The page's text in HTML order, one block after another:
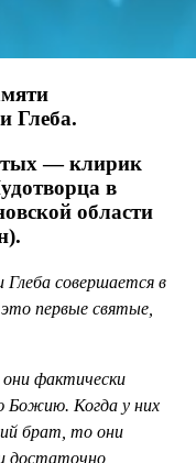
Глеба.
— клирик
в
области
Глеба совершается в
первые святые,
фактически
Божию. Когда у них
брат, то они
достаточно